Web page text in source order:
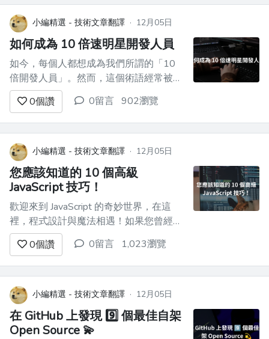
的 19 個 GitHub 儲存庫的列表，為學
習、實踐和靈感提供了豐富的資源。 每
個儲存庫都分...
小編精選 - 技術文章翻譯 · 12月05日
如何成為 10 倍速明星開發人員
如今，每個人都想成為我們所謂的「10
倍開發人員」。然而，這個術語經常被誤
解和高估。 從本質上講，在我看來，高
效或10 倍開發人員是指能夠利用所有可
用工具來發揮其優勢的人，讓這些工具處
理冗餘和重複性的任務，並使他能夠專注
於複雜和創造性的工作。以下是成為 10
0個讚 0留言 902瀏覽
小編精選 - 技術文章翻譯 · 12月05日
您應該知道的 10 個高級
JavaScript 技巧！
歡迎來到 JavaScript 的奇妙世界，在這
裡，程式設計與魔法相遇！如果您曾經感
受到在網路上建立內容的快感，但想知道
其背後隱藏的策略，那麼您來對地方了。
✨🚀 在這篇部落格中，我們將穿越
JavaScript 領域，揭開複雜的神秘面紗，
擁抱簡單。沒有令人困惑的術語——只有
簡單的英語解釋和逐步...
0個讚 0留言 1,023瀏覽
小編精選 - 技術文章翻譯 · 12月05日
在 GitHub 上發現 9️⃣ 個最佳自架
Open Source 💫